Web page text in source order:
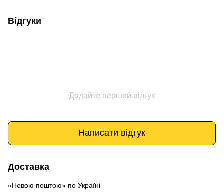
Відгуки
Додайте перший відгук
Написати відгук
Доставка
«Новою поштою» по Україні